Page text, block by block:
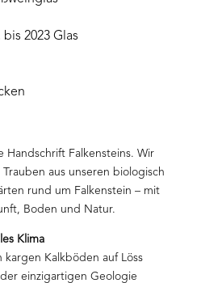
2023 Glas
Handschrift Falkensteins. Wir
aus unseren biologisch
rund um Falkenstein – mit
Boden und Natur.
Klima
kargen Kalkböden auf Löss
einzigartigen Geologie